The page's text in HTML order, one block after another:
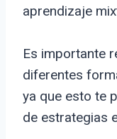
aprendizaje
Es importante
diferentes
ya que esto te
de estrategias